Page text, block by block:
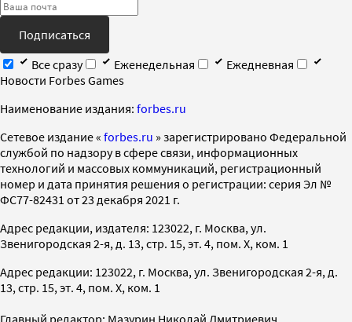
Подписаться
Все сразу
Еженедельная
Ежедневная
Новости Forbes Games
Наименование издания: forbes.ru
Cетевое издание « forbes.ru » зарегистрировано Федеральной
службой по надзору в сфере связи, информационных
технологий и массовых коммуникаций, регистрационный
номер и дата принятия решения о регистрации: серия Эл №
ФС77-82431 от 23 декабря 2021 г.
Адрес редакции, издателя: 123022, г. Москва, ул.
Звенигородская 2-я, д. 13, стр. 15, эт. 4, пом. X, ком. 1
Адрес редакции: 123022, г. Москва, ул. Звенигородская 2-я, д.
13, стр. 15, эт. 4, пом. X, ком. 1
Главный редактор: Мазурин Николай Дмитриевич